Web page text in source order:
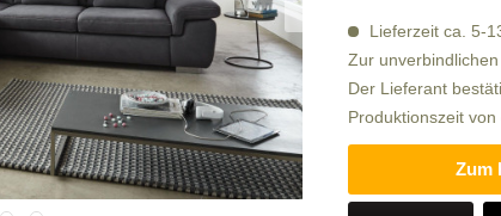
Lieferzeit ca. 5-
Zur
Der Lieferant
Produktionszeit
Zum